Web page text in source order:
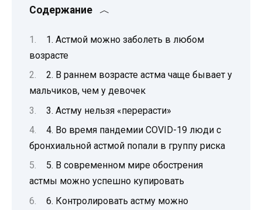
Содержание
1. Астмой можно заболеть в любом
возрасте
2. В раннем возрасте астма чаще бывает у
мальчиков, чем у девочек
3. Астму нельзя «перерасти»
4. Во время пандемии COVID-19 люди с
бронхиальной астмой попали в группу риска
5. В современном мире обострения
астмы можно успешно купировать
6. Контролировать астму можно